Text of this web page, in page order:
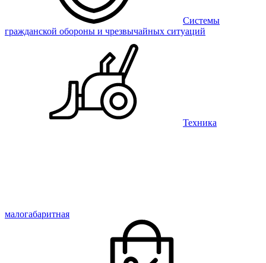
Системы
гражданской обороны и чрезвычайных ситуаций
Техника
малогабаритная